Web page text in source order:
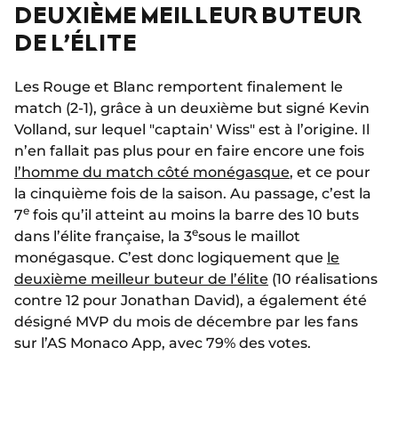
DEUXIÈME MEILLEUR BUTEUR
DE L’ÉLITE
Les Rouge et Blanc remportent finalement le
match (2-1), grâce à un deuxième but signé Kevin
Volland, sur lequel "captain' Wiss" est à l’origine. Il
n’en fallait pas plus pour en faire encore une fois
l’homme du match côté monégasque, et ce pour
la cinquième fois de la saison. Au passage, c’est la
7e fois qu’il atteint au moins la barre des 10 buts
dans l’élite française, la 3esous le maillot
monégasque. C’est donc logiquement que le
deuxième meilleur buteur de l’élite (10 réalisations
contre 12 pour Jonathan David), a également été
désigné MVP du mois de décembre par les fans
sur l’AS Monaco App, avec 79% des votes.